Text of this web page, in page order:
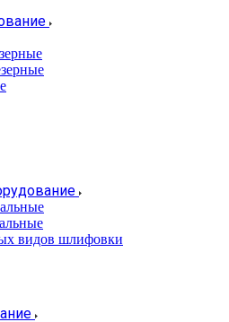
видов шлифовки